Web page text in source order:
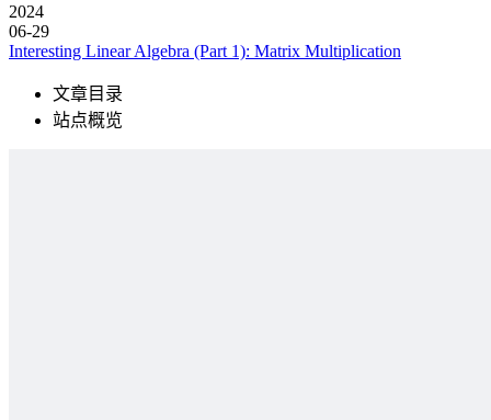
2024
06-29
Interesting Linear Algebra (Part 1): Matrix Multiplication
文章目录
站点概览